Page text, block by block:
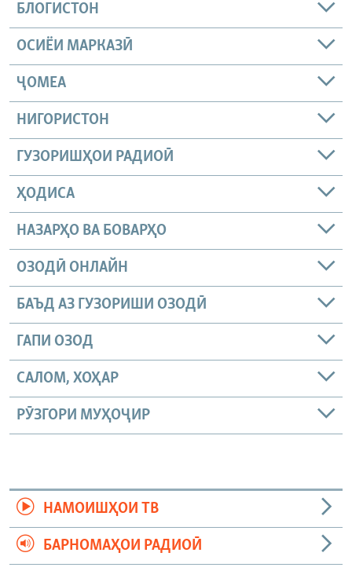
БЛОГИСТОН
ОСИЁИ МАРКАЗӢ
ҶОМEА
НИГОРИСТОН
ГУЗОРИШҲОИ РАДИОӢ
ҲОДИСА
НАЗАРҲО ВА БОВАРҲО
ОЗОДӢ ОНЛАЙН
БАЪД АЗ ГУЗОРИШИ ОЗОДӢ
ГАПИ ОЗОД
САЛОМ, ХОҲАР
РӮЗГОРИ МУҲОҶИР
НАМОИШҲОИ ТВ
БАРНОМАҲОИ РАДИОӢ